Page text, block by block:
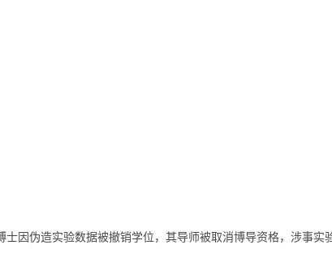
伪造实验数据被撤销学位，其导师被取消博导资格，涉事实验